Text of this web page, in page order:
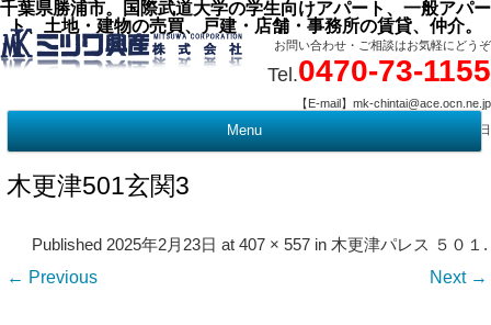
千葉県勝浦市。国際武道大学の学生向けアパート、一般アパー
ト、土地・建物の売買、戸建・店舗・事務所の賃貸、仲介。
お問い合わせ・ご相談はお気軽にどうぞ
Tel.0470-73-1155
【E-mail】mk-chintai@ace.ocn.ne.jp
【営業時間】09:00 ～ 17:15 【定 休 日】水曜・祭日
Menu
木更津501玄関3
Published2025年2月23日 at407 × 557 in木更津パレス ５０１ .
← Previous Next →